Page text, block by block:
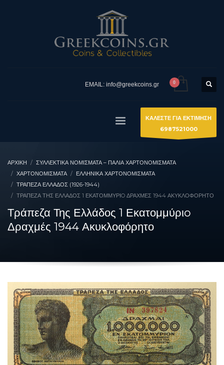
EMAIL: info@greekcoins.gr
ΚΑΛΕΣΤΕ ΓΙΑ ΕΚΤΙΜΗΣΗ
6987521000
ΑΡΧΙΚΉ
ΣΥΛΛΕΚΤΙΚΆ ΝΟΜΊΣΜΑΤΑ – ΠΑΛΙΆ ΧΑΡΤΟΝΟΜΊΣΜΑΤΑ
ΧΑΡΤΟΝΟΜΙΣΜΑΤΑ
ΕΛΛΗΝΙΚΆ ΧΑΡΤΟΝΟΜΊΣΜΑΤΑ
ΤΡΆΠΕΖΑ ΕΛΛΆΔΟΣ (1926-1944)
ΤΡΆΠΕΖΑ ΤΗΣ ΕΛΛΆΔΟΣ 1 ΕΚΑΤΟΜΜΎΡΙO ΔΡΑΧΜΈΣ 1944 ΑΚΥΚΛΟΦΌΡΗΤΟ
Τράπεζα Της Ελλάδος 1 Εκατομμύριo
Δραχμές 1944 Ακυκλοφόρητο